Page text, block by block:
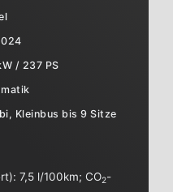
/ 237 PS
Kleinbus bis 9 Sitze
7,5 l/100km;CO2-